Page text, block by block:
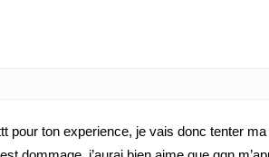
pour ton experience, je vais donc tenter